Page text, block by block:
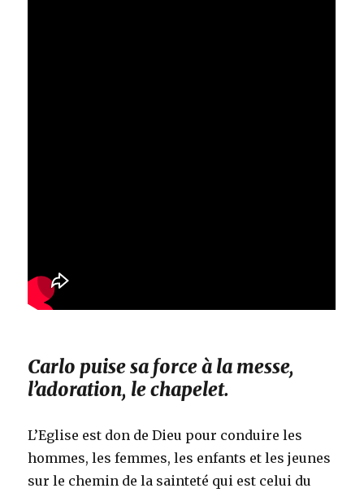
Carlo puise sa force à la messe,
l’adoration, le chapelet.
L’Eglise est don de Dieu pour conduire les
hommes, les femmes, les enfants et les jeunes
sur le chemin de la sainteté qui est celui du